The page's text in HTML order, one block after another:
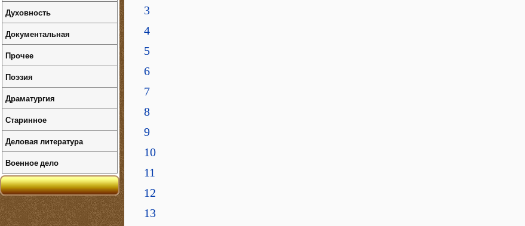
3
4
5
6
7
8
9
10
11
12
13
Духовность
Документальная
Прочее
Поэзия
Драматургия
Старинное
Деловая литература
Военное дело